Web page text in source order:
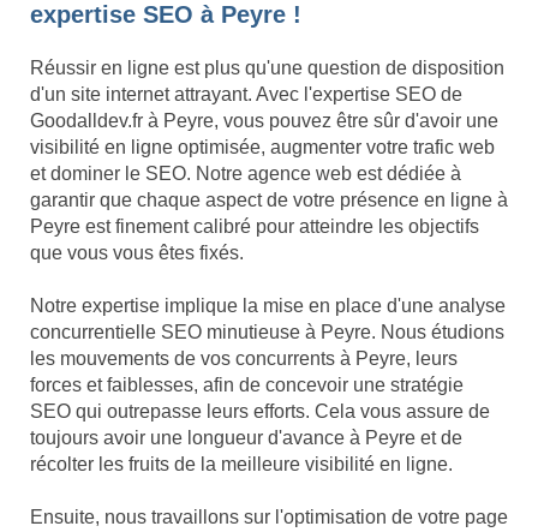
expertise SEO à Peyre !
Réussir en ligne est plus qu'une question de disposition
d'un site internet attrayant. Avec l'expertise SEO de
Goodalldev.fr à Peyre, vous pouvez être sûr d'avoir une
visibilité en ligne optimisée, augmenter votre trafic web
et dominer le SEO. Notre agence web est dédiée à
garantir que chaque aspect de votre présence en ligne à
Peyre est finement calibré pour atteindre les objectifs
que vous vous êtes fixés.
Notre expertise implique la mise en place d'une analyse
concurrentielle SEO minutieuse à Peyre. Nous étudions
les mouvements de vos concurrents à Peyre, leurs
forces et faiblesses, afin de concevoir une stratégie
SEO qui outrepasse leurs efforts. Cela vous assure de
toujours avoir une longueur d'avance à Peyre et de
récolter les fruits de la meilleure visibilité en ligne.
Ensuite, nous travaillons sur l'optimisation de votre page